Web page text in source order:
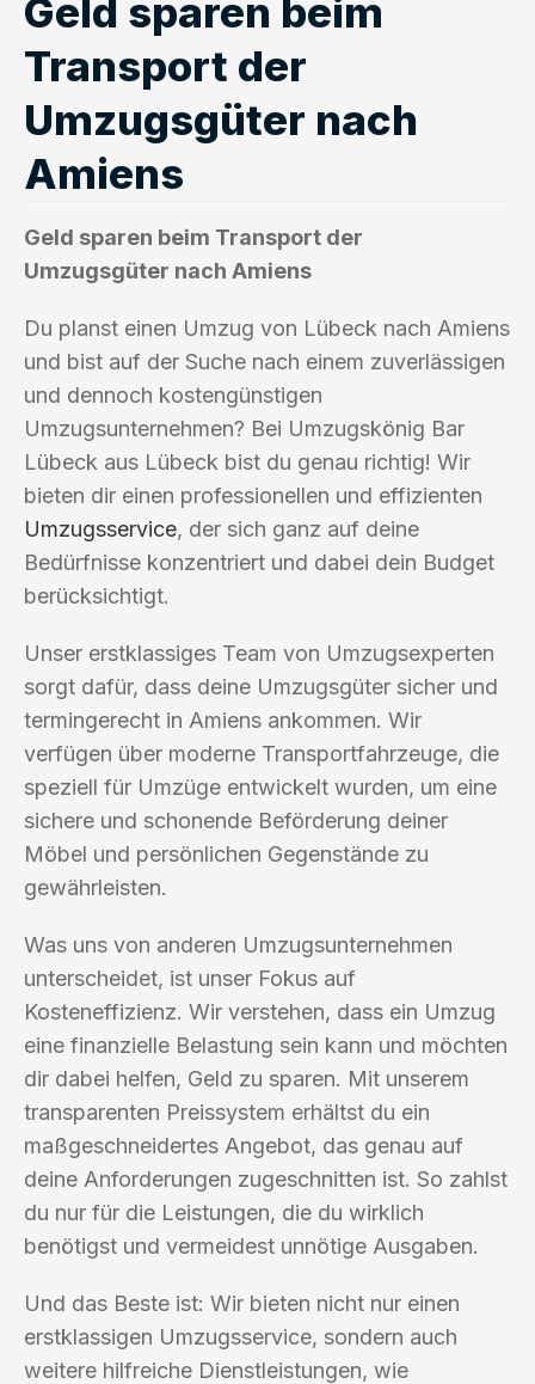
Geld sparen beim
Transport der
Umzugsgüter nach
Amiens
Geld sparen beim Transport der
Umzugsgüter nach Amiens
Du planst einen Umzug von Lübeck nach Amiens
und bist auf der Suche nach einem zuverlässigen
und dennoch kostengünstigen
Umzugsunternehmen? Bei Umzugskönig Bar
Lübeck aus Lübeck bist du genau richtig! Wir
bieten dir einen professionellen und effizienten
Umzugsservice, der sich ganz auf deine
Bedürfnisse konzentriert und dabei dein Budget
berücksichtigt.
Unser erstklassiges Team von Umzugsexperten
sorgt dafür, dass deine Umzugsgüter sicher und
termingerecht in Amiens ankommen. Wir
verfügen über moderne Transportfahrzeuge, die
speziell für Umzüge entwickelt wurden, um eine
sichere und schonende Beförderung deiner
Möbel und persönlichen Gegenstände zu
gewährleisten.
Was uns von anderen Umzugsunternehmen
unterscheidet, ist unser Fokus auf
Kosteneffizienz. Wir verstehen, dass ein Umzug
eine finanzielle Belastung sein kann und möchten
dir dabei helfen, Geld zu sparen. Mit unserem
transparenten Preissystem erhältst du ein
maßgeschneidertes Angebot, das genau auf
deine Anforderungen zugeschnitten ist. So zahlst
du nur für die Leistungen, die du wirklich
benötigst und vermeidest unnötige Ausgaben.
Und das Beste ist: Wir bieten nicht nur einen
erstklassigen Umzugsservice, sondern auch
weitere hilfreiche Dienstleistungen, wie